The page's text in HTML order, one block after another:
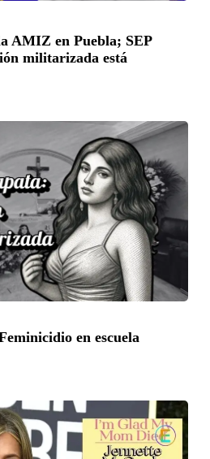
AMIZ en Puebla; SEP
militarizada está
en escuela